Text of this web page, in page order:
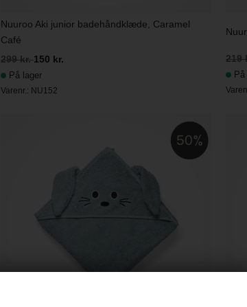
Nuuroo Aki junior badehåndklæde, Caramel
Café
299 kr.150 kr.
På lager
Varenr.: NU152
219
På
50